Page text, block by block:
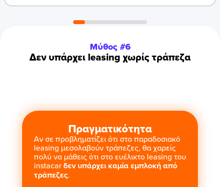
Μύθος #6
Δεν υπάρχει leasing χωρίς τράπεζα
Πραγματικότητα
Αν σε προβληματίζει ότι στο παραδοσιακό
leasing μεσολαβούν τράπεζες, θα χαρείς
πολύ να μάθεις ότι στο ευέλικτο leasing του
instacarδεν υπάρχει καμία εμπλοκή από
τράπεζες.